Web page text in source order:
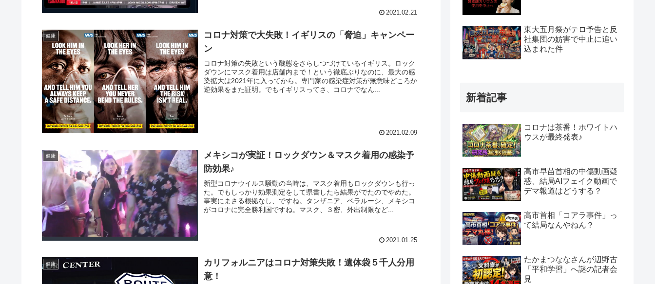
2021.02.21
健康
コロナ対策で大失敗！イギリスの「脅迫」キャンペー
ン
コロナ対策の失敗という醜態をさらしつづけているイギリス。ロック
ダウンにマスク着用は店舗内まで！という徹底ぶりなのに、最大の感
染拡大は2021年に入ってから。専門家の感染症対策が無意味どころか
逆効果をまた証明。でもイギリスってさ、コロナでなん...
2021.02.09
健康
メキシコが実証！ロックダウン＆マスク着用の感染予
防効果♪
新型コロナウイルス騒動の当時は、マスク着用もロックダウンも行っ
た。でもしっかり効果測定をして県書したら結果がでたのでやめた。
事実にまさる根拠なし、ですね。タンザニア、ベラルーシ、メキシコ
がコロナに完全勝利国ですね。マスク、３密、外出制限など...
2021.01.25
健康
カリフォルニアはコロナ対策失敗！遺体袋５千人分用
意！
東大五月祭がテロ予告と反
社集団の妨害で中止に追い
込まれた件
新着記事
コロナは茶番！ホワイトハ
ウスが最終発表♪
高市早苗首相の中傷動画疑
惑、結局AIフェイク動画で
デマ報道はどうする？
高市首相「コアラ事件」っ
て結局なんやねん？
たかまつななさんが辺野古
「平和学習」へ謎の記者会
見